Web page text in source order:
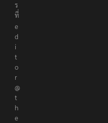
ร
ที่
e
d
i
t
o
r
@
t
h
e